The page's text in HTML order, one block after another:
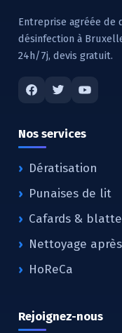
Entreprise agréée de
désinfection à
24h/7j, devis gratuit.
Nos services
Dératisation
Punaises de lit
Cafards &
Nettoyage
HoReCa
Rejoignez-nous